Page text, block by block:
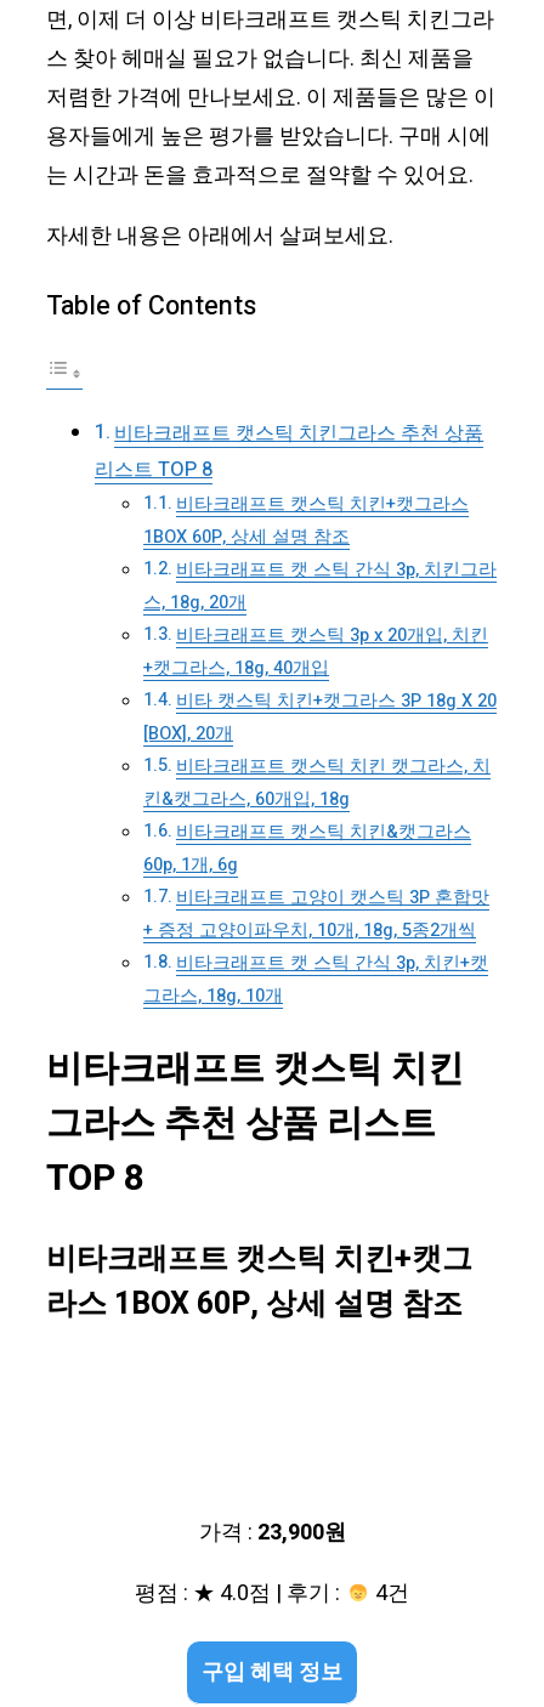
면, 이제 더 이상 비타크래프트 캣스틱 치킨그라
스 찾아 헤매실 필요가 없습니다. 최신 제품을
저렴한 가격에 만나보세요. 이 제품들은 많은 이
용자들에게 높은 평가를 받았습니다. 구매 시에
는 시간과 돈을 효과적으로 절약할 수 있어요.
자세한 내용은 아래에서 살펴보세요.
Table of Contents
비타크래프트 캣스틱 치킨그라스 추천 상품
리스트 TOP 8
비타크래프트 캣스틱 치킨+캣그라스
1BOX 60P, 상세 설명 참조
비타크래프트 캣 스틱 간식 3p, 치킨그라
스, 18g, 20개
비타크래프트 캣스틱 3p x 20개입, 치킨
+캣그라스, 18g, 40개입
비타 캣스틱 치킨+캣그라스 3P 18g X 20
[BOX], 20개
비타크래프트 캣스틱 치킨 캣그라스, 치
킨&캣그라스, 60개입, 18g
비타크래프트 캣스틱 치킨&캣그라스
60p, 1개, 6g
비타크래프트 고양이 캣스틱 3P 혼합맛
+ 증정 고양이파우치, 10개, 18g, 5종2개씩
비타크래프트 캣 스틱 간식 3p, 치킨+캣
그라스, 18g, 10개
비타크래프트 캣스틱 치킨
그라스 추천 상품 리스트
TOP 8
비타크래프트 캣스틱 치킨+캣그
라스 1BOX 60P, 상세 설명 참조
가격 : 23,900원
평점 : ★ 4.0점 | 후기 :
4건
구입 혜택 정보